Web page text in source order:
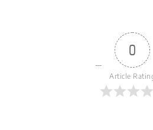
0
Article